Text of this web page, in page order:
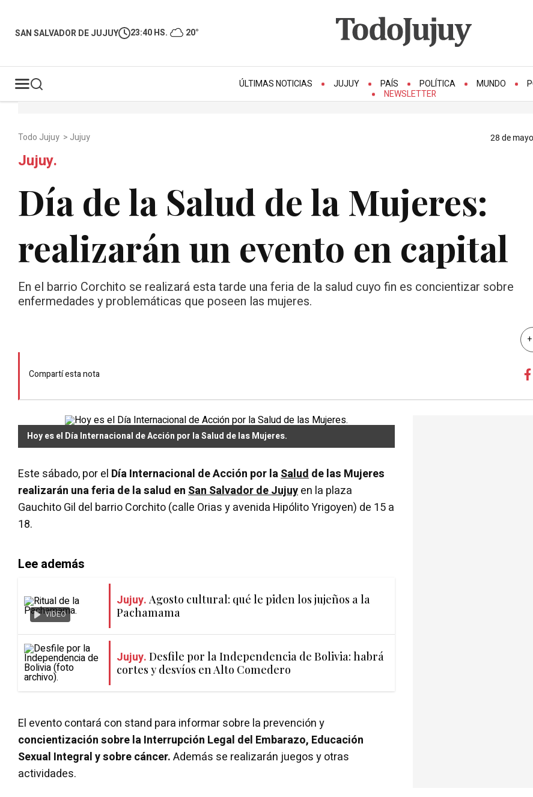
SAN SALVADOR DE JUJUY 23:40 HS. 20°
ÚLTIMAS NOTICIAS JUJUY PAÍS POLÍTICA MUNDO
NEWSLETTER
Todo Jujuy > Jujuy 28 de
Jujuy.
Día de la Salud de la Mujeres:
realizarán un evento en capital
En el barrio Corchito se realizará esta tarde una feria de la salud cuyo fin es concientizar sobre
enfermedades y problemáticas que poseen las mujeres.
Compartí esta nota
Hoy es el Día Internacional de Acción por la Salud de las Mujeres.
Este sábado, por el Día Internacional de Acción por laSaludde las Mujeres
realizarán una feria de la salud enSan Salvador de Jujuyen la plaza
Gauchito Gil del barrio Corchito (calle Orias y avenida Hipólito Yrigoyen) de 15 a
18.
Lee además
VIDEO
Jujuy. Agosto cultural: qué le piden los jujeños a la
Pachamama
Jujuy. Desfile por la Independencia de Bolivia: habrá
cortes y desvíos en Alto Comedero
El evento contará con stand para informar sobre la prevención y
concientización sobre la Interrupción Legal del Embarazo, Educación
Sexual Integral y sobre cáncer.Además se realizarán juegos y otras
actividades.